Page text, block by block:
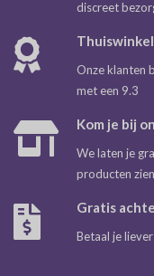
discreet
Onze klanten
met een 9.3
Kom je bij
We laten je
producten zien
Gratis
Betaal je